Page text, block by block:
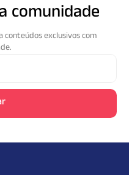
comunidade
conteúdos exclusivos com